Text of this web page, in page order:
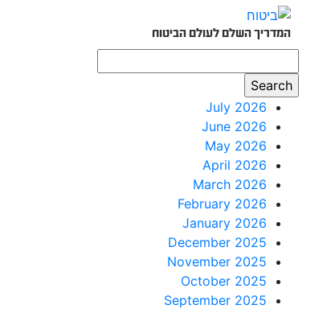
המדריך השלם לעולם הביטוח
July 2026
June 2026
May 2026
April 2026
March 2026
February 2026
January 2026
December 2025
November 2025
October 2025
September 2025